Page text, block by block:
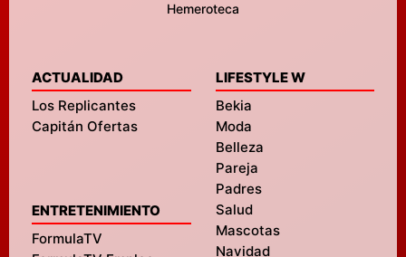
Hemeroteca
ACTUALIDAD
Los Replicantes
Capitán Ofertas
ENTRETENIMIENTO
FormulaTV
LIFESTYLE W
Bekia
Moda
Belleza
Pareja
Padres
Salud
Mascotas
Navidad